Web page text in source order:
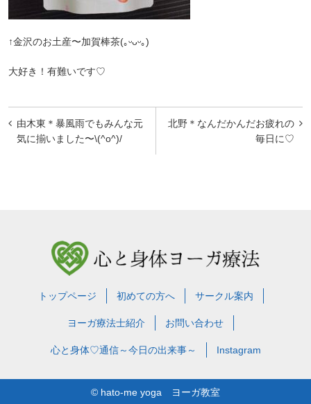
↑金沢のお土産〜加賀棒茶(｡ᵕᴗᵕ｡)
大好き！有難いです♡
投
稿
北野＊なんだかんだお疲れの
毎日に♡
由木東＊暴風雨でもみんな元
気に揃いました〜\(^o^)/
トップページ 初めての方へ サークル案内
ヨーガ療法士紹介 お問い合わせ
心と身体♡通信～今日の出来事～ Instagram
© hato-me yoga ヨーガ教室